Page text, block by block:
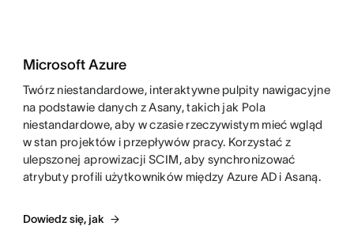
Microsoft Azure
Twórz niestandardowe, interaktywne pulpity nawigacyjne
na podstawie danych z Asany, takich jak Pola
niestandardowe, aby w czasie rzeczywistym mieć wgląd
w stan projektów i przepływów pracy. Korzystać z
ulepszonej aprowizacji SCIM, aby synchronizować
atrybuty profili użytkowników między Azure AD i Asaną.
Dowiedz się, jak